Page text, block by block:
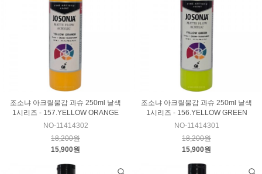
조소냐 아크릴물감 과슈 250ml 낱색
1시리즈 - 157.YELLOW ORANGE
NO-11414302
18,200원
15,900원
조소냐 아크릴물감 과슈 250ml 낱색
1시리즈 - 156.YELLOW GREEN
NO-11414301
18,200원
15,900원